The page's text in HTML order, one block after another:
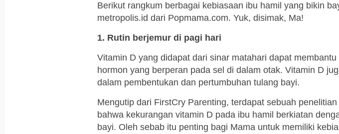
Berikut rangkum berbagai kebiasaan ibu hamil yang bikin
metropolis.id dari Popmama.com. Yuk, disimak, Ma!
1. Rutin berjemur di pagi hari
Vitamin D yang didapat dari sinar matahari dapat
hormon yang berperan pada sel di dalam otak. Vitamin D
dalam pembentukan dan pertumbuhan tulang bayi.
Mengutip dari FirstCry Parenting, terdapat sebuah
bahwa kekurangan vitamin D pada ibu hamil berkiatan
bayi. Oleh sebab itu penting bagi Mama untuk memiliki